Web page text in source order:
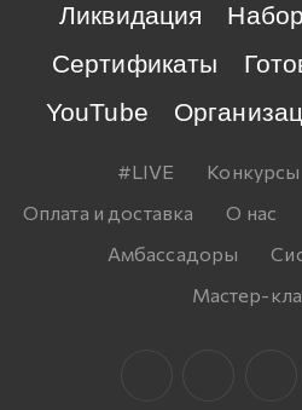
Ликвидация
Сертификаты
YouTube
#LIVE Конкурсы
Оплата и доставка
О нас
Амбассадоры
Мастер-